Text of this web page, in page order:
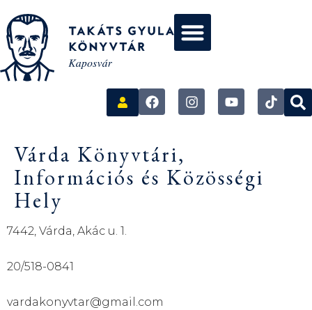
Várda Könyvtári,
Információs és Közösségi
Hely
7442, Várda, Akác u. 1.
20/518-0841
vardakonyvtar@gmail.com